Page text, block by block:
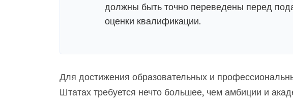
должны быть точно переведены перед
оценки квалификации.
Для достижения образовательных и
Штатах требуется нечто большее, чем амбиции и